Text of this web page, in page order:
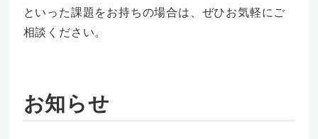
といった課題をお持ちの場合は、ぜひお気軽にご
相談ください。
お知らせ